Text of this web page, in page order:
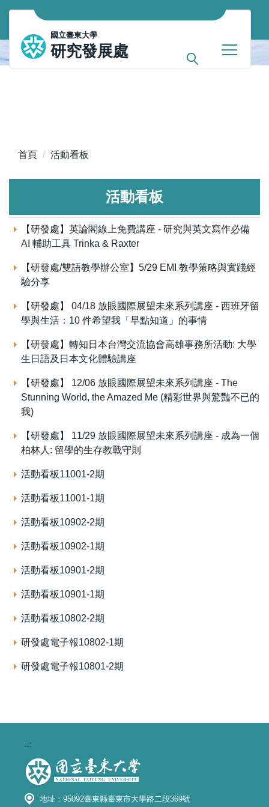
跳
主
內
國立臺東大學
研究發展處
首頁 活動看板
活動看板
【研發處】英論閣線上免費講座 - 研究與英文寫作必備
AI 輔助工具 Trinka & Raxter
【研發處/雙語教學辦公室】5/29 EMI 教學策略與實踐經
驗分享
【研發處】 04/18 放眼國際展望未來系列講座 - 西班牙留
學與生活：10 件希望我「早點知道」的事情
【研發處】轉知日本台灣交流協會高雄事務所活動: 大學
生日語及日本文化體驗講座
【研發處】 12/06 放眼國際展望未來系列講座 - The
Stunning World, the Amazed Me (精彩世界與驚豔不已的
我)
【研發處】 11/29 放眼國際展望未來系列講座 - 成為一個
柏林人: 留學的生存教戰守則
活動看板11001-2期
活動看板11001-1期
活動看板10902-2期
活動看板10902-1期
活動看板10901-2期
活動看板10901-1期
活動看板10802-2期
研發處電子報10802-1期
研發處電子報10801-2期
:::
地址：95092臺東縣臺東市大學路二段369號